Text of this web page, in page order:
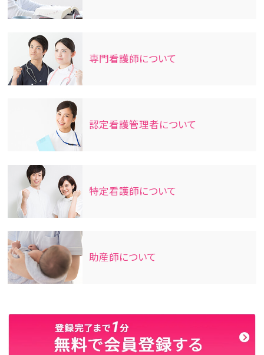
専門看護師について
認定看護管理者について
特定看護師について
助産師について